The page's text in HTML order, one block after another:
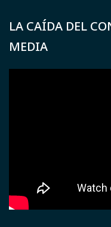
LA CAÍDA DEL
MEDIA